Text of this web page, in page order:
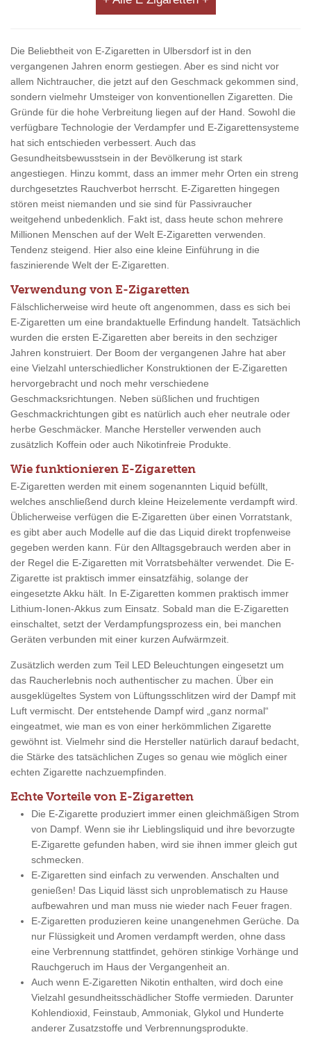
Die Beliebtheit von E-Zigaretten in Ulbersdorf ist in den
vergangenen Jahren enorm gestiegen. Aber es sind nicht vor
allem Nichtraucher, die jetzt auf den Geschmack gekommen sind,
sondern vielmehr Umsteiger von konventionellen Zigaretten. Die
Gründe für die hohe Verbreitung liegen auf der Hand. Sowohl die
verfügbare Technologie der Verdampfer und E-Zigarettensysteme
hat sich entschieden verbessert. Auch das
Gesundheitsbewusstsein in der Bevölkerung ist stark
angestiegen. Hinzu kommt, dass an immer mehr Orten ein streng
durchgesetztes Rauchverbot herrscht. E-Zigaretten hingegen
stören meist niemanden und sie sind für Passivraucher
weitgehend unbedenklich. Fakt ist, dass heute schon mehrere
Millionen Menschen auf der Welt E-Zigaretten verwenden.
Tendenz steigend. Hier also eine kleine Einführung in die
faszinierende Welt der E-Zigaretten.
Verwendung von E-Zigaretten
Fälschlicherweise wird heute oft angenommen, dass es sich bei
E-Zigaretten um eine brandaktuelle Erfindung handelt. Tatsächlich
wurden die ersten E-Zigaretten aber bereits in den sechziger
Jahren konstruiert. Der Boom der vergangenen Jahre hat aber
eine Vielzahl unterschiedlicher Konstruktionen der E-Zigaretten
hervorgebracht und noch mehr verschiedene
Geschmacksrichtungen. Neben süßlichen und fruchtigen
Geschmackrichtungen gibt es natürlich auch eher neutrale oder
herbe Geschmäcker. Manche Hersteller verwenden auch
zusätzlich Koffein oder auch Nikotinfreie Produkte.
Wie funktionieren E-Zigaretten
E-Zigaretten werden mit einem sogenannten Liquid befüllt,
welches anschließend durch kleine Heizelemente verdampft wird.
Üblicherweise verfügen die E-Zigaretten über einen Vorratstank,
es gibt aber auch Modelle auf die das Liquid direkt tropfenweise
gegeben werden kann. Für den Alltagsgebrauch werden aber in
der Regel die E-Zigaretten mit Vorratsbehälter verwendet. Die E-
Zigarette ist praktisch immer einsatzfähig, solange der
eingesetzte Akku hält. In E-Zigaretten kommen praktisch immer
Lithium-Ionen-Akkus zum Einsatz. Sobald man die E-Zigaretten
einschaltet, setzt der Verdampfungsprozess ein, bei manchen
Geräten verbunden mit einer kurzen Aufwärmzeit.
Zusätzlich werden zum Teil LED Beleuchtungen eingesetzt um
das Raucherlebnis noch authentischer zu machen. Über ein
ausgeklügeltes System von Lüftungsschlitzen wird der Dampf mit
Luft vermischt. Der entstehende Dampf wird „ganz normal“
eingeatmet, wie man es von einer herkömmlichen Zigarette
gewöhnt ist. Vielmehr sind die Hersteller natürlich darauf bedacht,
die Stärke des tatsächlichen Zuges so genau wie möglich einer
echten Zigarette nachzuempfinden.
Echte Vorteile von E-Zigaretten
Die E-Zigarette produziert immer einen gleichmäßigen Strom
von Dampf. Wenn sie ihr Lieblingsliquid und ihre bevorzugte
E-Zigarette gefunden haben, wird sie ihnen immer gleich gut
schmecken.
E-Zigaretten sind einfach zu verwenden. Anschalten und
genießen! Das Liquid lässt sich unproblematisch zu Hause
aufbewahren und man muss nie wieder nach Feuer fragen.
E-Zigaretten produzieren keine unangenehmen Gerüche. Da
nur Flüssigkeit und Aromen verdampft werden, ohne dass
eine Verbrennung stattfindet, gehören stinkige Vorhänge und
Rauchgeruch im Haus der Vergangenheit an.
Auch wenn E-Zigaretten Nikotin enthalten, wird doch eine
Vielzahl gesundheitsschädlicher Stoffe vermieden. Darunter
Kohlendioxid, Feinstaub, Ammoniak, Glykol und Hunderte
anderer Zusatzstoffe und Verbrennungsprodukte.